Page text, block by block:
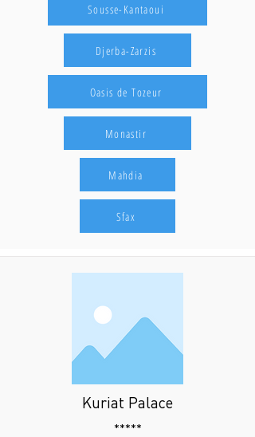
Sousse-Kantaoui
Djerba-Zarzis
Oasis de Tozeur
Monastir
Mahdia
Sfax
Kuriat Palace
*****